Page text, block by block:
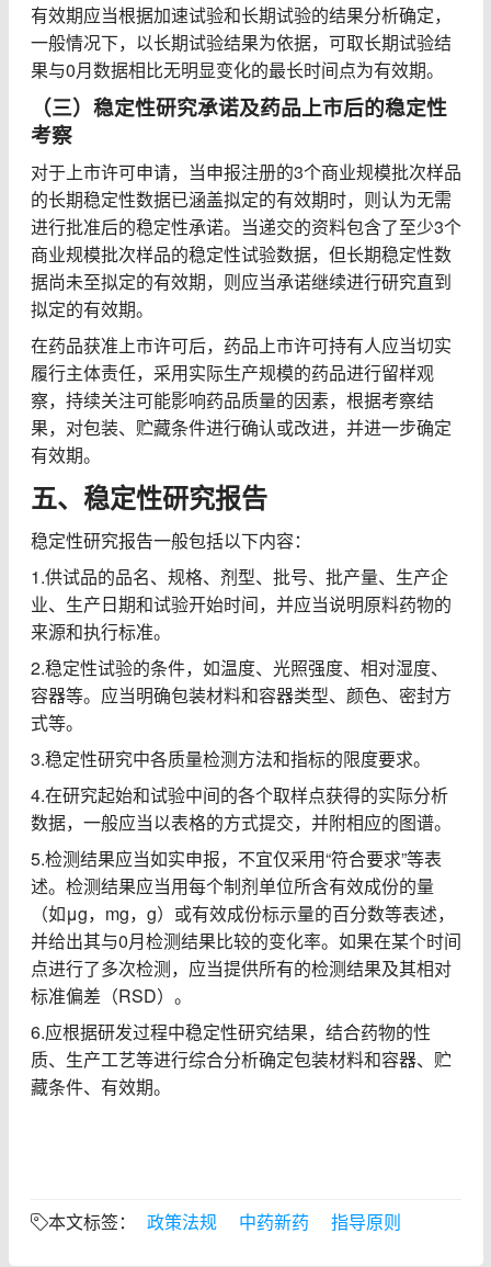
有效期应当根据加速试验和长期试验的结果分析确定，
一般情况下，以长期试验结果为依据，可取长期试验结
果与0月数据相比无明显变化的最长时间点为有效期。
（三）稳定性研究承诺及药品上市后的稳定性
考察
对于上市许可申请，当申报注册的3个商业规模批次样品
的长期稳定性数据已涵盖拟定的有效期时，则认为无需
进行批准后的稳定性承诺。当递交的资料包含了至少3个
商业规模批次样品的稳定性试验数据，但长期稳定性数
据尚未至拟定的有效期，则应当承诺继续进行研究直到
拟定的有效期。
在药品获准上市许可后，药品上市许可持有人应当切实
履行主体责任，采用实际生产规模的药品进行留样观
察，持续关注可能影响药品质量的因素，根据考察结
果，对包装、贮藏条件进行确认或改进，并进一步确定
有效期。
五、稳定性研究报告
稳定性研究报告一般包括以下内容：
1.供试品的品名、规格、剂型、批号、批产量、生产企
业、生产日期和试验开始时间，并应当说明原料药物的
来源和执行标准。
2.稳定性试验的条件，如温度、光照强度、相对湿度、
容器等。应当明确包装材料和容器类型、颜色、密封方
式等。
3.稳定性研究中各质量检测方法和指标的限度要求。
4.在研究起始和试验中间的各个取样点获得的实际分析
数据，一般应当以表格的方式提交，并附相应的图谱。
5.检测结果应当如实申报，不宜仅采用“符合要求”等表
述。检测结果应当用每个制剂单位所含有效成份的量
（如μg， mg， g）或有效成份标示量的百分数等表述，
并给出其与0月检测结果比较的变化率。如果在某个时间
点进行了多次检测，应当提供所有的检测结果及其相对
标准偏差（RSD）。
6.应根据研发过程中稳定性研究结果，结合药物的性
质、生产工艺等进行综合分析确定包装材料和容器、贮
藏条件、有效期。
本文标签： 政策法规 中药新药 指导原则